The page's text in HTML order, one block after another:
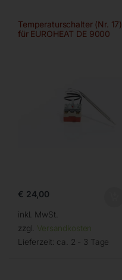
Temperaturschalter (Nr. 17)
für EUROHEAT DE 9000
€ 24,00
inkl. MwSt.
zzgl. Versandkosten
Lieferzeit: ca. 2 - 3 Tage